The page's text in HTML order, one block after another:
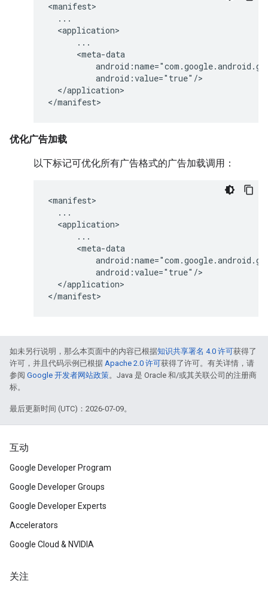
<manifest>
  ...
  <application>
      ...
      <meta-data
          android:value="true"/>
  </application>
</manifest>
优化广告加载
以下标记可优化所有广告格式的广告加载调用：
<manifest>
  ...
  <application>
      ...
      <meta-data
          android:value="true"/>
  </application>
</manifest>
如未另行说明，那么本页面中的内容已根据知识共享署名 4.0 许可获得了
许可，并且代码示例已根据 Apache 2.0 许可获得了许可。有关详情，请
参阅 Google 开发者网站政策。Java 是 Oracle 和/或其关联公司的注册商
标。
最后更新时间 (UTC)：2026-07-09。
互动
Google Developer Program
Google Developer Groups
Google Developer Experts
Accelerators
Google Cloud & NVIDIA
关注